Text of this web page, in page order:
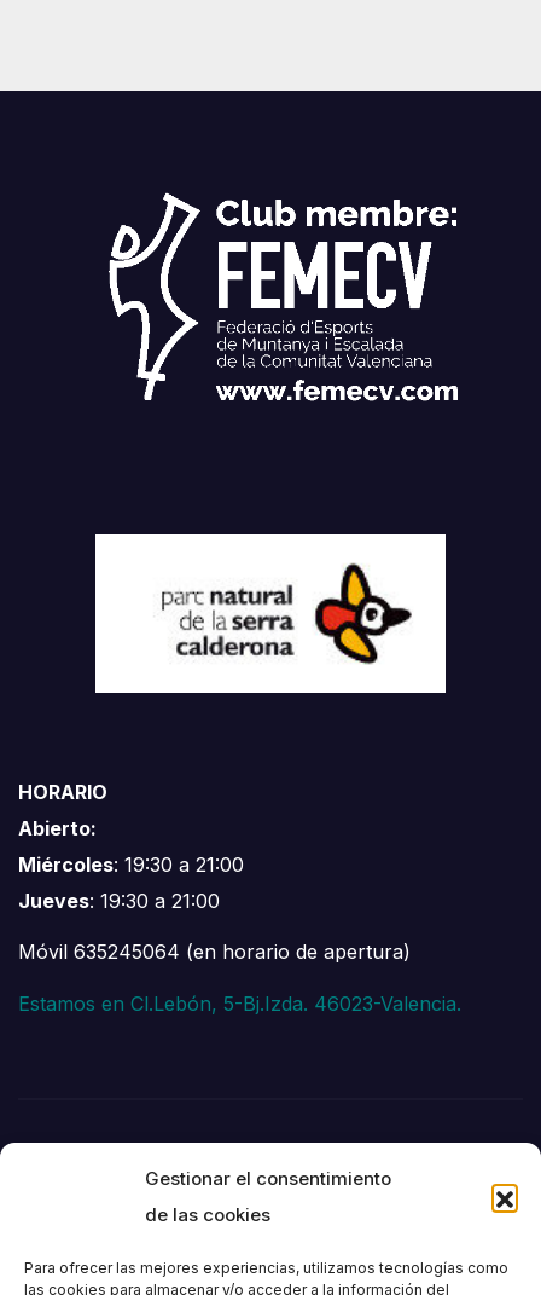
Gestionar el consentimiento
de las cookies
Para ofrecer las mejores experiencias, utilizamos tecnologías como
las cookies para almacenar y/o acceder a la información del
HORARIO
Abierto:
Miércoles: 19:30 a 21:00
Jueves: 19:30 a 21:00
Móvil 635245064 (en horario de apertura)
Estamos en Cl.Lebón, 5-Bj.Izda. 46023-Valencia.